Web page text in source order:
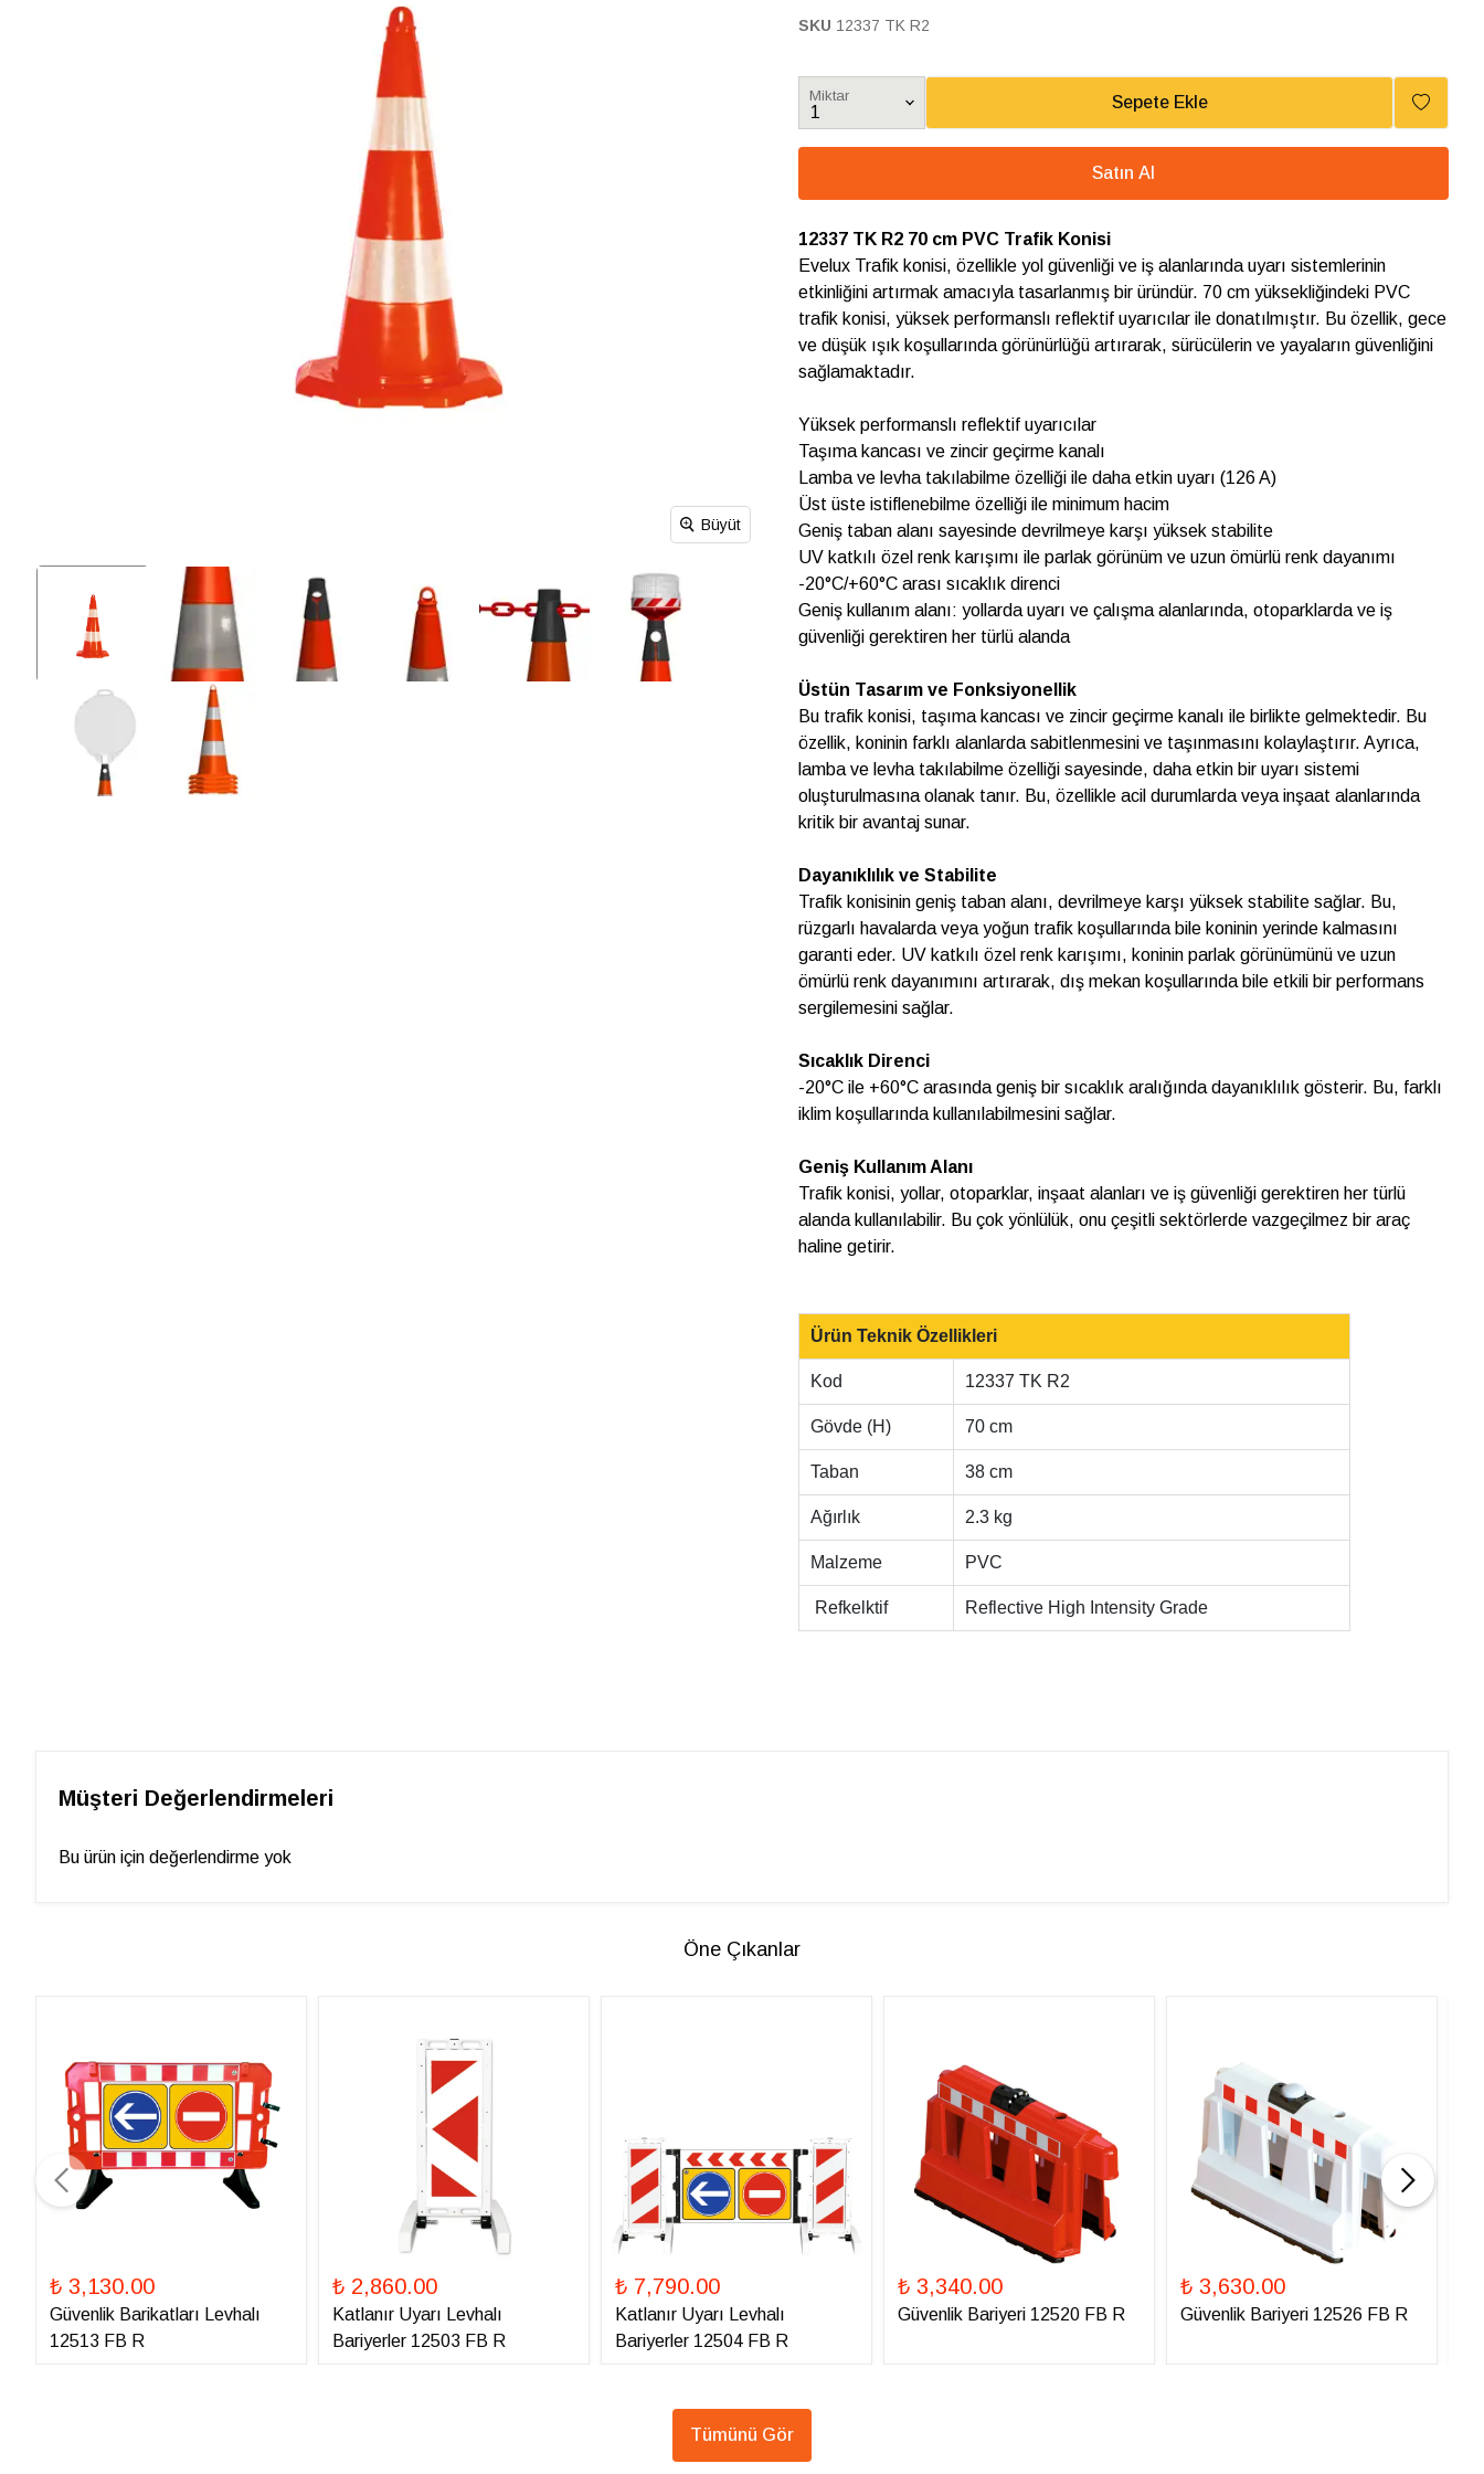
Büyüt
SKU 12337 TK R2
Miktar Sepete Ekle
Satın Al
12337 TK R2 70 cm PVC Trafik Konisi
Evelux Trafik konisi, özellikle yol güvenliği ve iş alanlarında uyarı sistemlerinin
etkinliğini artırmak amacıyla tasarlanmış bir üründür. 70 cm yüksekliğindeki PVC
trafik konisi, yüksek performanslı reflektif uyarıcılar ile donatılmıştır. Bu özellik, gece
ve düşük ışık koşullarında görünürlüğü artırarak, sürücülerin ve yayaların güvenliğini
sağlamaktadır.
Yüksek performanslı reflektif uyarıcılar
Taşıma kancası ve zincir geçirme kanalı
Lamba ve levha takılabilme özelliği ile daha etkin uyarı (126 A)
Üst üste istiflenebilme özelliği ile minimum hacim
Geniş taban alanı sayesinde devrilmeye karşı yüksek stabilite
UV katkılı özel renk karışımı ile parlak görünüm ve uzun ömürlü renk dayanımı
-20°C/+60°C arası sıcaklık direnci
Geniş kullanım alanı: yollarda uyarı ve çalışma alanlarında, otoparklarda ve iş
güvenliği gerektiren her türlü alanda
Üstün Tasarım ve Fonksiyonellik
Bu trafik konisi, taşıma kancası ve zincir geçirme kanalı ile birlikte gelmektedir. Bu
özellik, koninin farklı alanlarda sabitlenmesini ve taşınmasını kolaylaştırır. Ayrıca,
lamba ve levha takılabilme özelliği sayesinde, daha etkin bir uyarı sistemi
oluşturulmasına olanak tanır. Bu, özellikle acil durumlarda veya inşaat alanlarında
kritik bir avantaj sunar.
Dayanıklılık ve Stabilite
Trafik konisinin geniş taban alanı, devrilmeye karşı yüksek stabilite sağlar. Bu,
rüzgarlı havalarda veya yoğun trafik koşullarında bile koninin yerinde kalmasını
garanti eder. UV katkılı özel renk karışımı, koninin parlak görünümünü ve uzun
ömürlü renk dayanımını artırarak, dış mekan koşullarında bile etkili bir performans
sergilemesini sağlar.
Sıcaklık Direnci
-20°C ile +60°C arasında geniş bir sıcaklık aralığında dayanıklılık gösterir. Bu, farklı
iklim koşullarında kullanılabilmesini sağlar.
Geniş Kullanım Alanı
Trafik konisi, yollar, otoparklar, inşaat alanları ve iş güvenliği gerektiren her türlü
alanda kullanılabilir. Bu çok yönlülük, onu çeşitli sektörlerde vazgeçilmez bir araç
haline getirir.
Ürün Teknik Özellikleri
Kod 12337 TK R2
Gövde (H) 70 cm
Taban 38 cm
Ağırlık 2.3 kg
Malzeme PVC
Refkelktif Reflective High Intensity Grade
Müşteri Değerlendirmeleri
Bu ürün için değerlendirme yok
Öne Çıkanlar
₺ 3,130.00
Güvenlik Barikatları Levhalı
12513 FB R
₺ 2,860.00
Katlanır Uyarı Levhalı
Bariyerler 12503 FB R
₺ 7,790.00
Katlanır Uyarı Levhalı
Bariyerler 12504 FB R
₺ 3,340.00
Güvenlik Bariyeri 12520 FB R
₺ 3,630.00
Güvenlik Bariyeri 12526 FB R
Tümünü Gör